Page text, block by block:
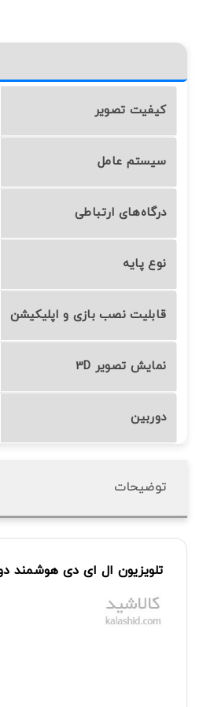
کیفیت تصویر
سیستم عامل
درگاه‌های ارتباطی
نوع پایه
قابلیت نصب بازی و اپلیکیشن
نمایش تصویر 3D
دوربین
توضیحات
تلویزیون ال ای دی هوشمند